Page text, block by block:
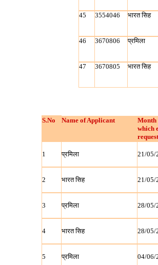
45 3554046 भारत सिह
46 3670806 प्रमिला
47 3670805 भारत सिह
S.No Name of Applicant
Month
which
1 प्रमिला 21/05/
2 भारत सिह 21/05/
3 प्रमिला 28/05/
4 भारत सिह 28/05/
5 प्रमिला 04/06/